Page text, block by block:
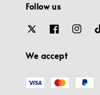
Follow us
We accept